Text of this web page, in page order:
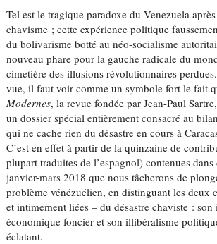
Tel est le tragique paradoxe du Venezuela
chavisme ; cette expérience politique
du bolivarisme botté au néo-socialisme
nouveau phare pour la gauche radicale du
cimetière des illusions révolutionnaires
vue, il faut voir comme un symbole fort le fait
Modernes, la revue fondée par Jean-Paul
un dossier spécial entièrement consacré au
qui ne cache rien du désastre en cours à
C’est en effet à partir de la quinzaine de
plupart traduites de l’espagnol) contenues
janvier-mars 2018 que nous tâcherons de
problème vénézuélien, en distinguant les deux
et intimement liées – du désastre chaviste :
économique foncier et son illibéralisme
éclatant.